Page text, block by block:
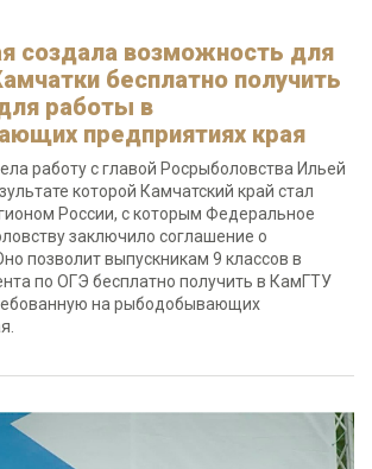
создала возможность для
бесплатно получить
работы в
предприятиях края
работу с главой Росрыболовства Ильей
которой Камчатский край стал
России, с которым Федеральное
заключило соглашение о
позволит выпускникам 9 классов в
по ОГЭ бесплатно получить в КамГТУ
на рыбодобывающих